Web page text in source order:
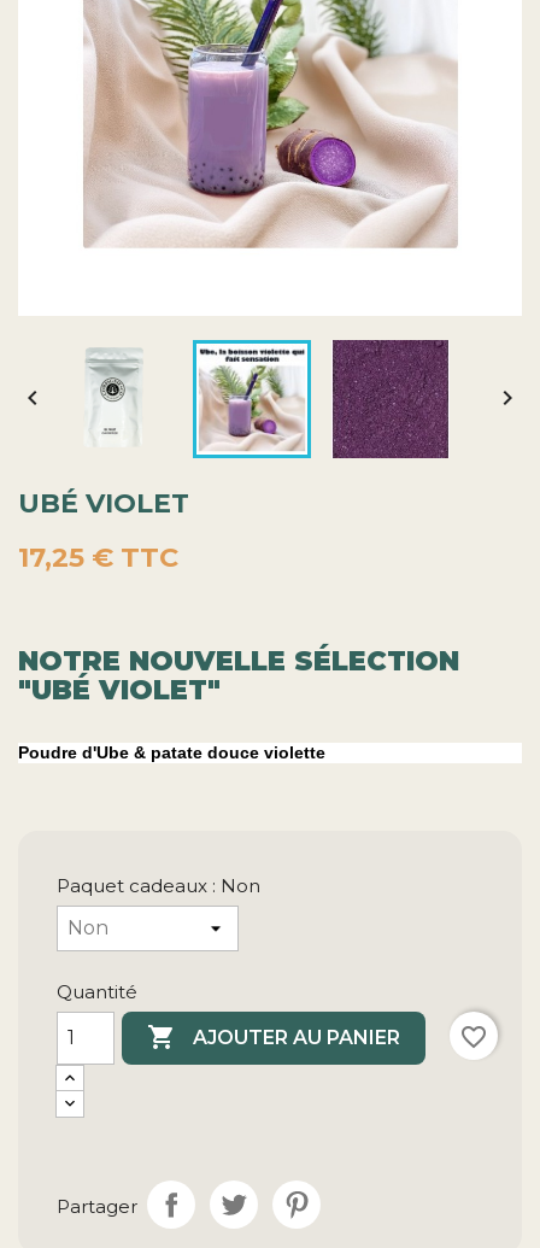
 
UBÉ VIOLET
17,25 € TTC
NOTRE NOUVELLE SÉLECTION
"UBÉ VIOLET"
Poudre d'Ube & patate douce violette
Paquet cadeaux : Non
Quantité
 AJOUTER AU PANIER favorite_border
Partager